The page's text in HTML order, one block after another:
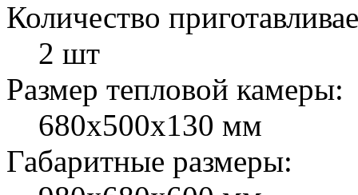
Количество
2 шт
Размер тепловой камеры:
680х500х130 мм
Габаритные размеры: